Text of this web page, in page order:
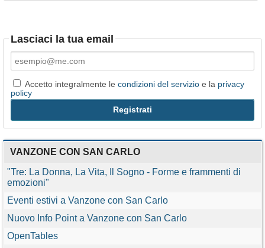
Lasciaci la tua email
Accetto integralmente le condizioni del servizio e la privacy
policy
VANZONE CON SAN CARLO
"Tre: La Donna, La Vita, Il Sogno - Forme e frammenti di
emozioni"
Eventi estivi a Vanzone con San Carlo
Nuovo Info Point a Vanzone con San Carlo
OpenTables